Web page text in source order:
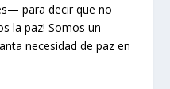
para decir que no
la paz! Somos un
necesidad de paz en